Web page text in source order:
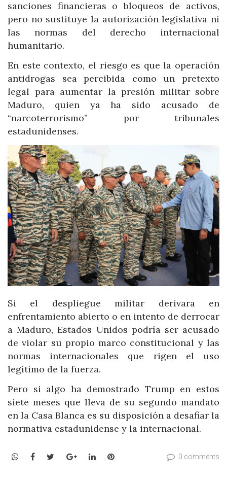
sanciones financieras o bloqueos de activos,
pero no sustituye la autorización legislativa ni
las normas del derecho internacional
humanitario.
En este contexto, el riesgo es que la operación
antidrogas sea percibida como un pretexto
legal para aumentar la presión militar sobre
Maduro, quien ya ha sido acusado de
“narcoterrorismo” por tribunales
estadunidenses.
Si el despliegue militar derivara en
enfrentamiento abierto o en intento de derrocar
a Maduro, Estados Unidos podría ser acusado
de violar su propio marco constitucional y las
normas internacionales que rigen el uso
legítimo de la fuerza.
Pero si algo ha demostrado Trump en estos
siete meses que lleva de su segundo mandato
en la Casa Blanca es su disposición a desafiar la
normativa estadunidense y la internacional.
WhatsApp
Facebook
TwitterGoogle+LinkedInPinterest 0 comments